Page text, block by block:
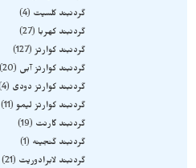
گردنبند کلسیت
4
گردنبند کهربا
27
گردنبند کوارتز 127
گردنبند کوارتز آبی
20
گردنبند کوارتز دودی
4
گردنبند کوارتز لیمو 11
گردنبند گارنت
19
گردنبند گنجینه
1
گردنبند لابرادوریت
21